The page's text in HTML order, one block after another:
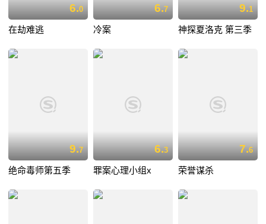
6.0
在劫难逃
6.7
冷案
9.1
神探夏洛克 第三季
9.7
绝命毒师第五季
6.3
罪案心理小组x
7.6
荣誉谋杀